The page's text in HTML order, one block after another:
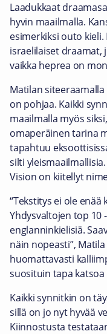
Laadukkaat
hyvin maailmalla.
esimerkiksi outo
israelilaiset draamat,
vaikka heprea on
Matilan siteeraamalla
on pohjaa. Kaikki
maailmalla myös
omaperäinen tarina
tapahtuu
silti
Vision on kiitellyt
“Tekstitys ei ole enää
Yhdysvaltojen top 10
englanninkielisiä.
näin nopeasti”,
huomattavasti
suosituin tapa
Kaikki synnitkin on
sillä on jo nyt hyvää
Kiinnostusta